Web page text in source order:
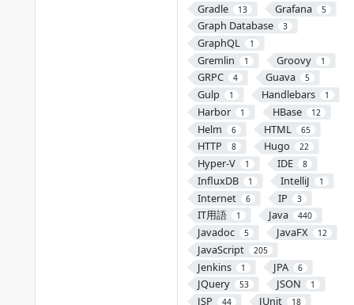
Gradle 13 Grafana 5
Graph Database 3
GraphQL 1
Gremlin 1 Groovy 1
GRPC 4 Guava 5
Gulp 1 Handlebars 1
Harbor 1 HBase 12
Helm 6 HTML 65
HTTP 8 Hugo 22
Hyper-V 1 IDE 8
InfluxDB 1 IntelliJ 1
Internet 6 IP 3
IT用語 1 Java 440
Javadoc 5 JavaFX 12
JavaScript 205
Jenkins 1 JPA 6
JQuery 53 JSON 1
JSP 44 JUnit 18